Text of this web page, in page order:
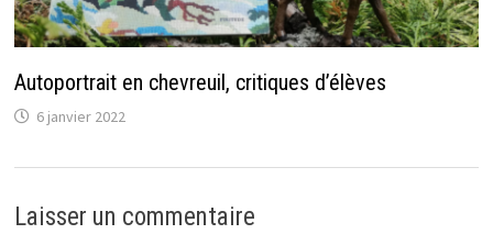
Autoportrait en chevreuil, critiques d’élèves
6 janvier 2022
Laisser un commentaire